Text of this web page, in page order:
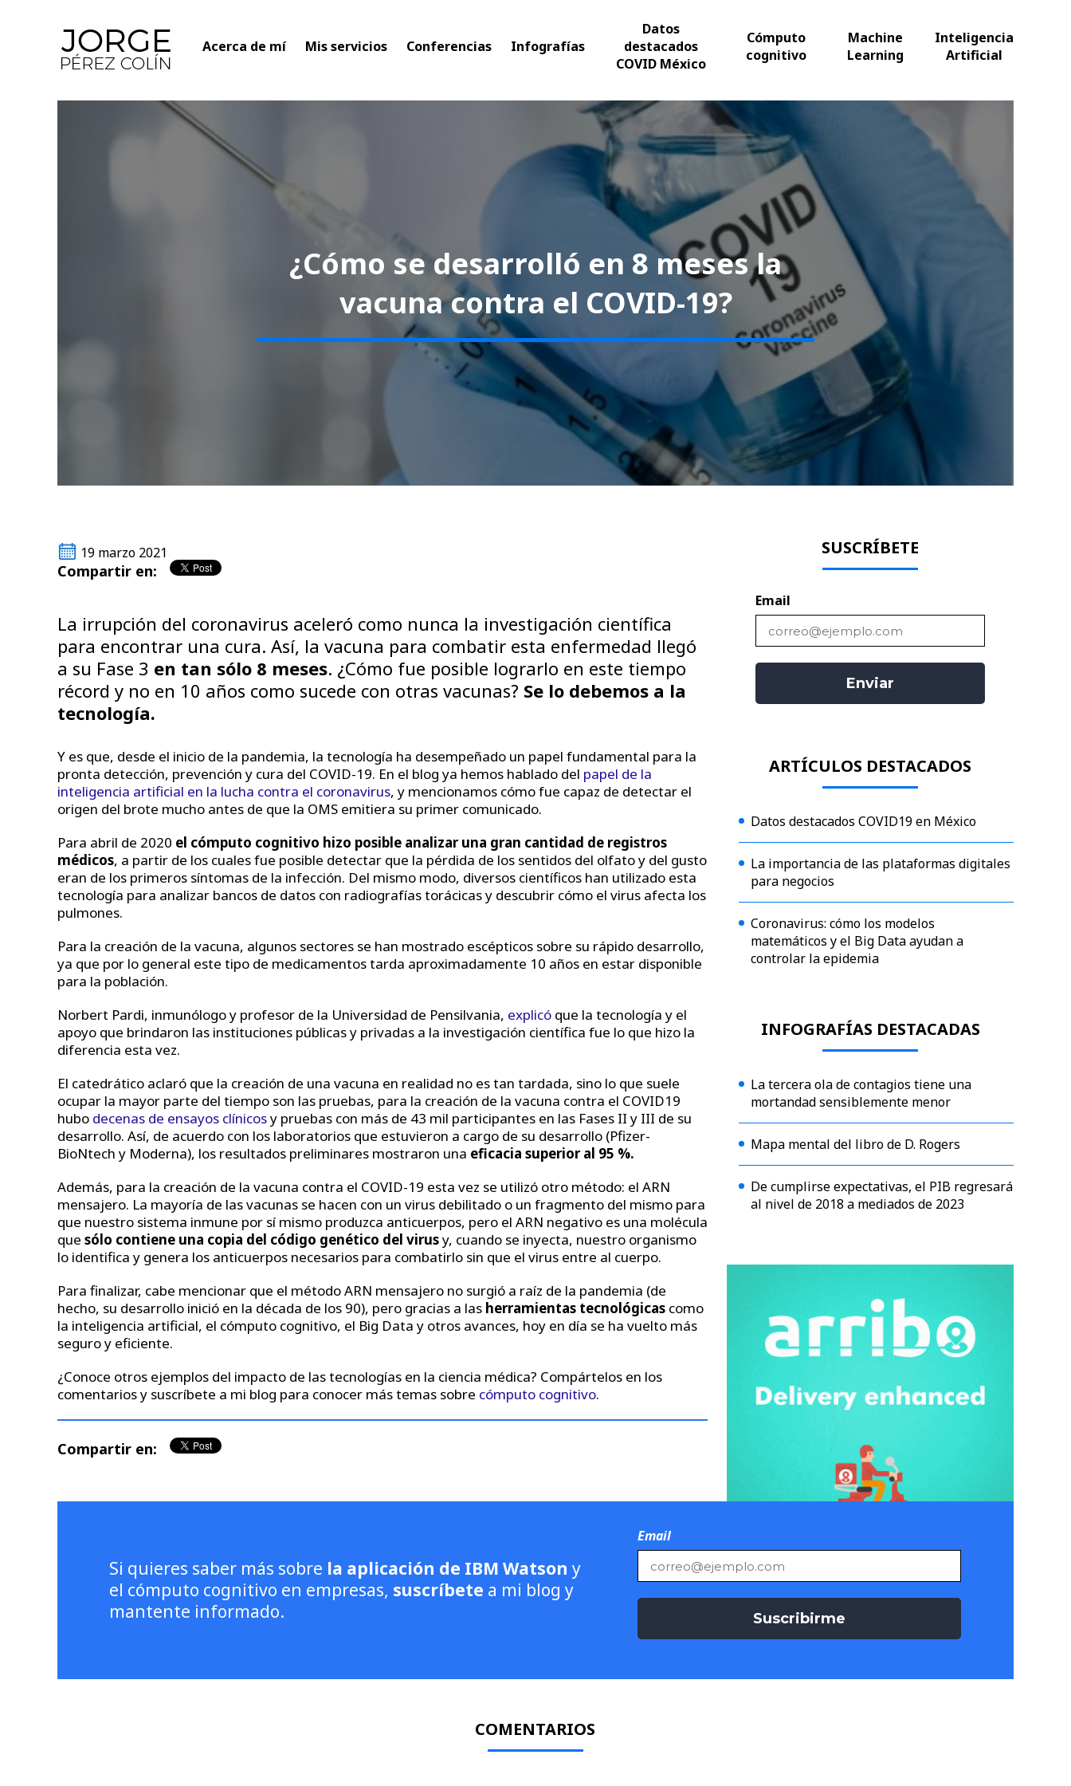
Acerca de mí Mis servicios Conferencias Infografías
Datos
destacados
COVID México
Cómputo
cognitivo
Machine
Learning
Inteligencia
Artificial
¿Cómo se desarrolló en 8 meses la
vacuna contra el COVID-19?
19 marzo 2021
Compartir en:
La irrupción del coronavirus aceleró como nunca la investigación científica
para encontrar una cura. Así, la vacuna para combatir esta enfermedad llegó
a su Fase 3 en tan sólo 8 meses. ¿Cómo fue posible lograrlo en este tiempo
récord y no en 10 años como sucede con otras vacunas? Se lo debemos a la
tecnología.
Y es que, desde el inicio de la pandemia, la tecnología ha desempeñado un papel fundamental para la
pronta detección, prevención y cura del COVID-19. En el blog ya hemos hablado del papel de la
inteligencia artificial en la lucha contra el coronavirus, y mencionamos cómo fue capaz de detectar el
origen del brote mucho antes de que la OMS emitiera su primer comunicado.
Para abril de 2020 el cómputo cognitivo hizo posible analizar una gran cantidad de registros
médicos, a partir de los cuales fue posible detectar que la pérdida de los sentidos del olfato y del gusto
eran de los primeros síntomas de la infección. Del mismo modo, diversos científicos han utilizado esta
tecnología para analizar bancos de datos con radiografías torácicas y descubrir cómo el virus afecta los
pulmones.
Para la creación de la vacuna, algunos sectores se han mostrado escépticos sobre su rápido desarrollo,
ya que por lo general este tipo de medicamentos tarda aproximadamente 10 años en estar disponible
para la población.
Norbert Pardi, inmunólogo y profesor de la Universidad de Pensilvania, explicó que la tecnología y el
apoyo que brindaron las instituciones públicas y privadas a la investigación científica fue lo que hizo la
diferencia esta vez.
El catedrático aclaró que la creación de una vacuna en realidad no es tan tardada, sino lo que suele
ocupar la mayor parte del tiempo son las pruebas, para la creación de la vacuna contra el COVID19
hubo decenas de ensayos clínicosy pruebas con más de 43 mil participantes en las Fases II y III de su
desarrollo. Así, de acuerdo con los laboratorios que estuvieron a cargo de su desarrollo (Pfizer-
BioNtech y Moderna), los resultados preliminares mostraron una eficacia superior al 95 %.
Además, para la creación de la vacuna contra el COVID-19 esta vez se utilizó otro método: el ARN
mensajero. La mayoría de las vacunas se hacen con un virus debilitado o un fragmento del mismo para
que nuestro sistema inmune por sí mismo produzca anticuerpos, pero el ARN negativo es una molécula
que sólo contiene una copia del código genético del virusy, cuando se inyecta, nuestro organismo
lo identifica y genera los anticuerpos necesarios para combatirlo sin que el virus entre al cuerpo.
Para finalizar, cabe mencionar que el método ARN mensajero no surgió a raíz de la pandemia (de
hecho, su desarrollo inició en la década de los 90), pero gracias a las herramientas tecnológicas como
la inteligencia artificial, el cómputo cognitivo, el Big Data y otros avances, hoy en día se ha vuelto más
seguro y eficiente.
¿Conoce otros ejemplos del impacto de las tecnologías en la ciencia médica? Compártelos en los
comentarios y suscríbete a mi blog para conocer más temas sobre cómputo cognitivo.
Compartir en:
Si quieres saber más sobre la aplicación de IBM Watson y
el cómputo cognitivo en empresas, suscríbete a mi blog y
mantente informado.
Email
COMENTARIOS
SUSCRÍBETE
Email
ARTÍCULOS DESTACADOS
Datos destacados COVID19 en México
La importancia de las plataformas digitales
para negocios
Coronavirus: cómo los modelos
matemáticos y el Big Data ayudan a
controlar la epidemia
INFOGRAFÍAS DESTACADAS
La tercera ola de contagios tiene una
mortandad sensiblemente menor
Mapa mental del libro de D. Rogers
De cumplirse expectativas, el PIB regresará
al nivel de 2018 a mediados de 2023